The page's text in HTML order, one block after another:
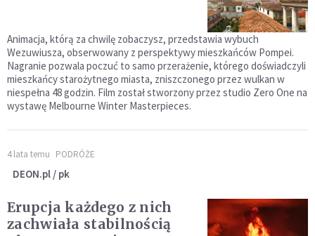
Animacja, którą za chwilę zobaczysz, przedstawia wybuch
Wezuwiusza, obserwowany z perspektywy mieszkańców Pompei.
Nagranie pozwala poczuć to samo przerażenie, którego doświadczyli
mieszkańcy starożytnego miasta, zniszczonego przez wulkan w
niespełna 48 godzin. Film został stworzony przez studio Zero One na
wystawę Melbourne Winter Masterpieces.
4 lata temu PODRÓŻE
DEON.pl / pk
Erupcja każdego z nich
zachwiała stabilnością